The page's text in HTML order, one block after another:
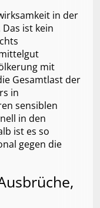
in der
ist kein
mit
Gesamtlast der
in
sensiblen
in den
ist es so
gegen die